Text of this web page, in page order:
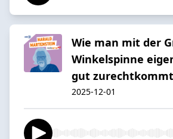
Wie man mit der
Winkelspinne
gut zurechtkommt
2025-12-01